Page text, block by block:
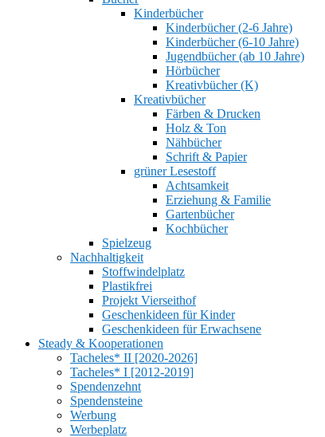
Kinderbücher
Kinderbücher (2-6 Jahre)
Kinderbücher (6-10 Jahre)
Jugendbücher (ab 10 Jahre)
Hörbücher
Kreativbücher (K)
Kreativbücher
Färben & Drucken
Holz & Ton
Nähbücher
Schrift & Papier
grüner Lesestoff
Achtsamkeit
Erziehung & Familie
Gartenbücher
Kochbücher
Spielzeug
Nachhaltigkeit
Stoffwindelplatz
Plastikfrei
Projekt Vierseithof
Geschenkideen für Kinder
Geschenkideen für Erwachsene
Steady & Kooperationen
Tacheles* II [2020-2026]
Tacheles* I [2012-2019]
Spendenzehnt
Spendensteine
Werbung
Werbeplatz